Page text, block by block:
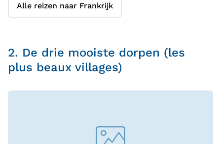
Alle reizen naar Frankrijk
2. De drie mooiste dorpen (les
plus beaux villages)